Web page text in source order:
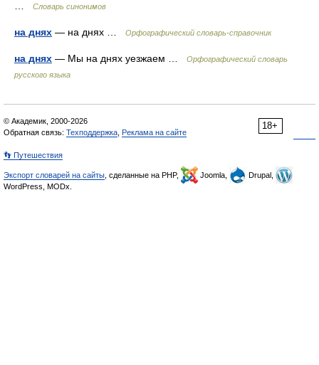
Словарь синонимов
на днях — на днях … Орфографический словарь-справочник
на днях — Мы на днях уезжаем …
Орфографический словарь
русского языка
18+
© Академик, 2000-2026
Обратная связь: Техподдержка Реклама на сайте
👣 Путешествия
Экспорт словарей на сайты , сделанные на PHP, Joomla,
Drupal,
WordPress, MODx.